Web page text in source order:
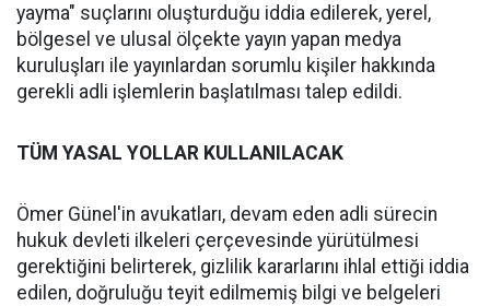
yayma" suçlarını oluşturduğu iddia edilerek, yerel,
bölgesel ve ulusal ölçekte yayın yapan medya
kuruluşları ile yayınlardan sorumlu kişiler hakkında
gerekli adli işlemlerin başlatılması talep edildi.
TÜM YASAL YOLLAR KULLANILACAK
Ömer Günel'in avukatları, devam eden adli sürecin
hukuk devleti ilkeleri çerçevesinde yürütülmesi
gerektiğini belirterek, gizlilik kararlarını ihlal ettiği iddia
edilen, doğruluğu teyit edilmemiş bilgi ve belgeleri